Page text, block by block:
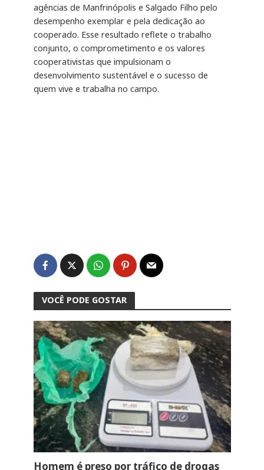
agências de Manfrinópolis e Salgado Filho pelo
desempenho exemplar e pela dedicação ao
cooperado. Esse resultado reflete o trabalho
conjunto, o comprometimento e os valores
cooperativistas que impulsionam o
desenvolvimento sustentável e o sucesso de
quem vive e trabalha no campo.
VOCÊ PODE GOSTAR
Homem é preso por tráfico de drogas